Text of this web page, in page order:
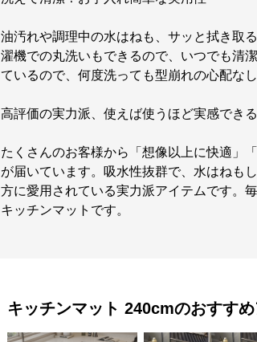
油汚れや調理中の水はねも、サッと拭き取
濯機での丸洗いもできるので、いつでも清
ているので、何度洗っても型崩れの心配な
高評価の実力派、使えば使うほど実感でき
たくさんのお客様から「想像以上に快適」
が届いています。吸水性抜群で、水はねも
方に愛用されている実力派アイテムです。
キッチンマットです。
キッチンマット 240cmのおすす